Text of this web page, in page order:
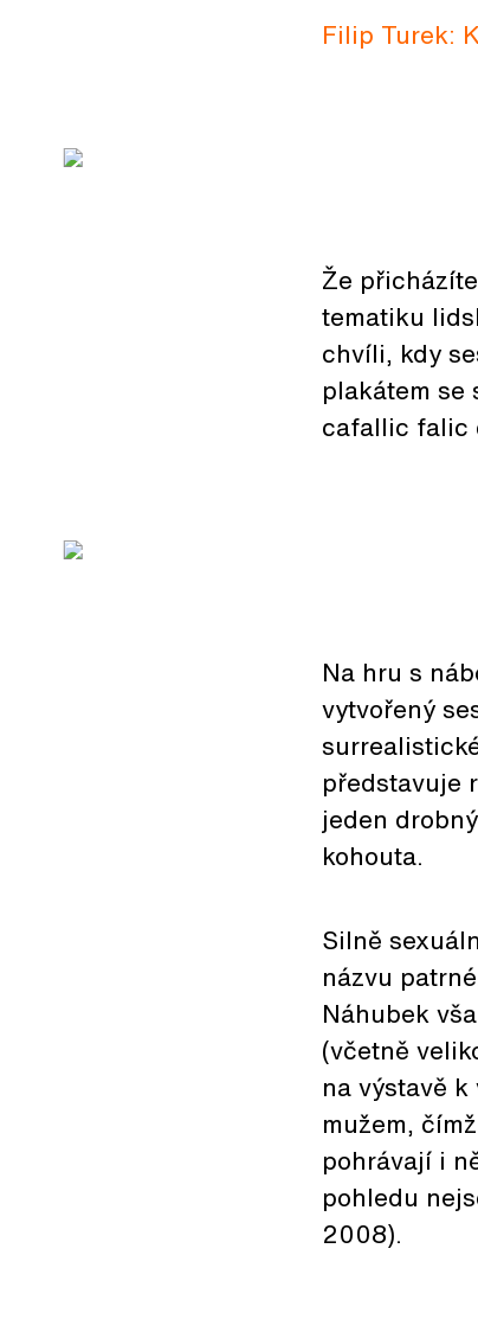
Filip Turek:
Že
tematiku
chvíli, kdy
plakátem se
cafallic falic
Na hru s
vytvořený
představuje
jeden
kohouta.
Silně
názvu
Náhubek
(včetně
na výstavě
mužem,
pohrávají i
pohledu
2008).